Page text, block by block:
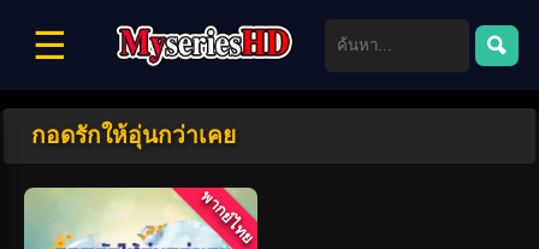
☰
กอดรักให้อุ่นกว่าเคย
พากย์ไทย